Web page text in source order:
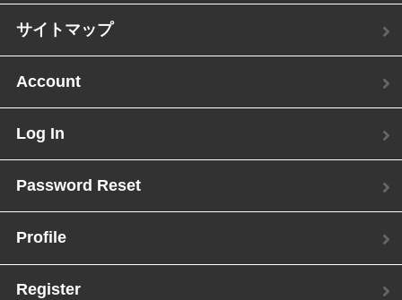
サイトマップ
Account
Log In
Password Reset
Profile
Register